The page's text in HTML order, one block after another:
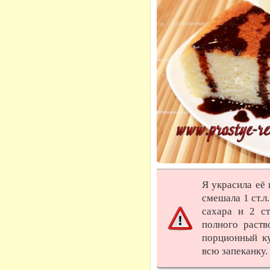
Я украсила её
смешала 1
сахара и 2
полного
порционный
всю запеканку.